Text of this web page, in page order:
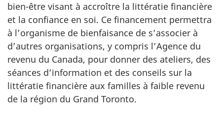
bien-être visant à accroître la littératie financière
et la confiance en soi. Ce financement permettra
à l’organisme de bienfaisance de s’associer à
d’autres organisations, y compris l’Agence du
revenu du Canada, pour donner des ateliers, des
séances d’information et des conseils sur la
littératie financière aux familles à faible revenu
de la région du Grand Toronto.